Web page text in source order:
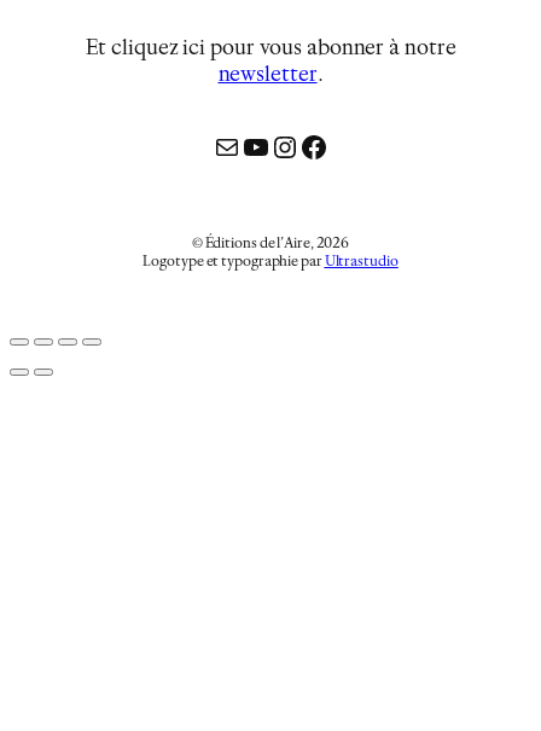
Et cliquez ici pour vous abonner à notre
newsletter…
MailYouTube
Instagram
Facebook
© Éditions de l’Aire, 2026
Logotype et typographie par Ultrastudio